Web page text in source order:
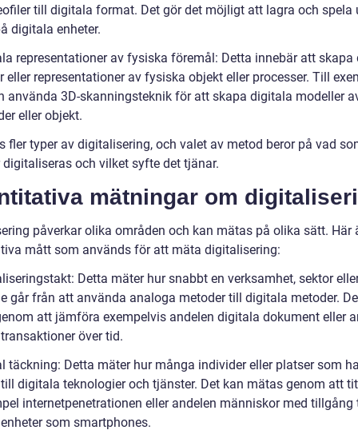
till digitala format. Det gör det möjligt att lagra och spela
digitala enheter.
representationer av fysiska föremål: Detta innebär att skapa
eller representationer av fysiska objekt eller processer. Till
använda 3D-skanningsteknik för att skapa digitala modeller
eller objekt.
fler typer av digitalisering, och valet av metod beror på vad
digitaliseras och vilket syfte det tjänar.
mätningar om
påverkar olika områden och kan mätas på olika sätt. Här
mått som används för att mäta digitalisering:
Detta mäter hur snabbt en verksamhet, sektor
går från att använda analoga metoder till digitala metoder.
att jämföra exempelvis andelen digitala dokument eller
över tid.
täckning: Detta mäter hur många individer eller platser som
digitala teknologier och tjänster. Det kan mätas genom att
internetpenetrationen eller andelen människor med tillgång
som smartphones.